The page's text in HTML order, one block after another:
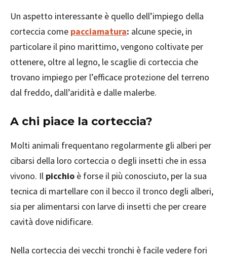
Un aspetto interessante è quello dell’impiego della
corteccia come pacciamatura: alcune specie, in
particolare il pino marittimo, vengono coltivate per
ottenere, oltre al legno, le scaglie di corteccia che
trovano impiego per l’efficace protezione del terreno
dal freddo, dall’aridità e dalle malerbe.
A chi piace la corteccia?
Molti animali frequentano regolarmente gli alberi per
cibarsi della loro corteccia o degli insetti che in essa
vivono. Il picchio è forse il più conosciuto, per la sua
tecnica di martellare con il becco il tronco degli alberi,
sia per alimentarsi con larve di insetti che per creare
cavità dove nidificare.
Nella corteccia dei vecchi tronchi è facile vedere fori